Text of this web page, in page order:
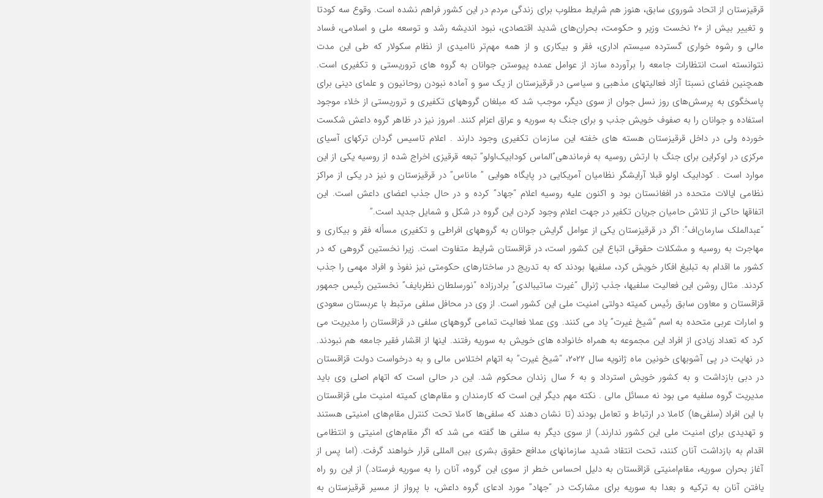
قرقیزستان از اتحاد شوروی سابق، هنوز هم شرایط مطلوب برای زندگی مردم در این کشور فراهم نشده است. وقوع سه کودتا
و تغییر بیش از ۲۰ نخست وزیر و حکومت، بحران‌های شدید اقتصادی، نبود اندیشه رشد و توسعه ملی و اسلامی، فساد
مالی و رشوه خواری گسترده سیستم اداری، فقر و بیکاری و از همه مهم‌تر ناامیدی از نظام سکولار که طی این مدت
نتوانسته است انتظارات جامعه را برآورده سازد از عوامل عمده پیوستن جوانان به گروه های تروریستی و تکفیری است.
همچنین فضای نسبتا آزاد فعالیتهای مذهبی و سیاسی در قرقیزستان از یک سو و آماده نبودن روحانیون و علمای دینی برای
پاسخگوی به پرسش‌های روز نسل جوان از سوی دیگر، موجب شد که مبلغان گروههای تکفیری و تروریستی از خلاء موجود
استفاده و جوانان را به صفوف خویش جذب و برای جنگ به سوریه و عراق اعزام کنند. امروز نیز در ظاهر گروه داعش شکست
خورده ولی در داخل قرقیزستان هسته های خفته این سازمان تکفیری وجود دارند . اعلام تاسیس گردان ترکهای آسیای
مرکزی در اوکراین برای جنگ با ارتش روسیه به فرماندهی”الماس کودابیک‌اولو” تبعه قرقیزی اخراج شده از روسیه یکی از این
موارد است . کودابیک اولو قبلا آرایشگر نظامیان آمریکایی در پایگاه هوایی ” ماناس” در قرقیزستان و نیز در یکی از مراکز
نظامی ایالات متحده در افغانستان بود و اکنون علیه روسیه اعلام “جهاد” کرده و در حال جذب اعضای داعش است. این
اتفاقها حاکی از تلاش حامیان جریان تکفیر در جهت اعلام وجود کردن این گروه در شکل و شمایل جدید است.”
“عبدالملک سارمان‌اف”: اگر در قرقیزستان یکی از عوامل گرایش جوانان به گروههای افراطی و تکفیری مسأله فقر و بیکاری و
مهاجرت به روسیه و مشکلات حقوقی اتباع این کشور است، در قزاقستان شرایط متفاوت است. زیرا نخستین گروهی که در
کشور ما اقدام به تبلیغ افکار خویش کرد، سلفیها بودند که به تدریج در ساختارهای حکومتی نیز نفوذ و افراد مهمی را جذب
کردند. مثال روشن این فعالیت سلفیها، جذب ژنرال “غیرت ساتیبالدی” برادرزاده “نورسلطان نظربایف” نخستین رئیس جمهور
قزاقستان و معاون سابق رئیس کمیته دولتی امنیت ملی این کشور است. از وی در محافل سلفی مرتبط با عربستان سعودی
و امارات عربی متحده به اسم “شیخ غیرت” یاد می کنند. وی عملا فعالیت تمامی گروههای سلفی در قزاقستان را مدیریت می
کرد که تعداد زیادی از افراد این مجموعه به همراه خانواده های خویش به سوریه رفتند. اینها از اقشار فقیر جامعه هم نبودند.
در نهایت در پی آشوبهای خونین ماه ژانویه سال ۲۰۲۲، “شیخ غیرت” به اتهام اختلاس مالی و به درخواست دولت قزاقستان
در دبی بازداشت و به کشور خویش استرداد و به ۶ سال زندان محکوم شد. این در حالی است که اتهام اصلی وی باید
مدیریت گروه سلفیه می بود نه مسائل مالی . نکته مهم دیگر این است که کارمندان و مقام‌های کمیته امنیت ملی قزاقستان
با این افراد (سلفی‌ها) کاملا در ارتباط و تعامل بودند (تا نشان دهند که سلفی‌ها کاملا تحت کنترل مقام‌های امنیتی هستند
و تهدیدی برای امنیت ملی این کشور ندارند.) از سوی دیگر به سلفی ها گفته می شد که اگر مقام‌های امنیتی و انتظامی
اقدام به بازداشت آنان کنند، تحت انتقاد شدید سازمانهای مدافع حقوق بشری بین المللی قرار خواهند گرفت. (اما پس از
آغاز بحران سوریه، مقام‌امنیتی قزاقستان به دلیل احساس خطر از سوی این گروه، آنان را به سوریه فرستاد.) از این رو راه
یافتن آنان به ترکیه و بعدا به سوریه برای مشارکت در “جهاد” مورد ادعای گروه داعش، با پرواز از مسیر قرقیزستان به